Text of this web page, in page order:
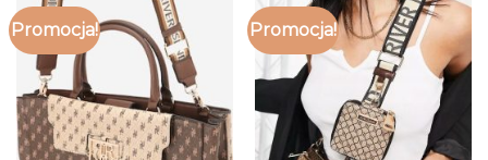
Promocja! Promocja!